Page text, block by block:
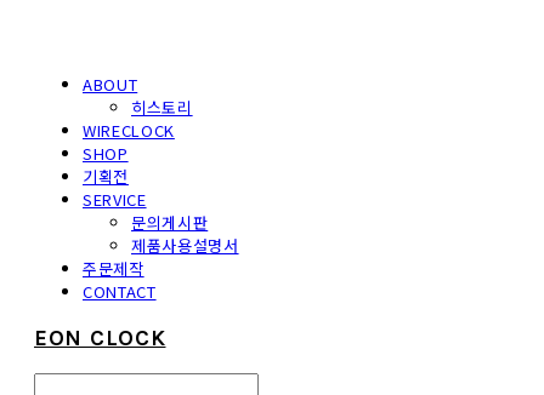
ABOUT
히스토리
WIRECLOCK
SHOP
기획전
SERVICE
문의게시판
제품사용설명서
주문제작
CONTACT
EON CLOCK